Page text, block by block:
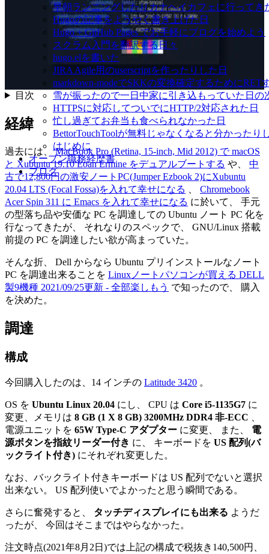
早朝ランニングしたりカナヘイカフェに行ってき
Hugoの記事をようやく書き上げた日
Hugo + GitHub Pages でお手軽にブログを始めよう
スクラム入門を翻訳する日々
hugo.elを書いた
JIRA Agile用のuserscriptを作ったりした日
markdown-modeでSKKの変換確定するために
雪が振ったので一日中家に引き込もっていた日の
HTTPSに対応してついでにHTTP/2対応された日
忙し過ぎてお弁当も食べられなかった日
BettorTouchToolが無料じゃなくなると分かったり
はじめに
オープン職務経歴書
ブログ
目次
経緯
過去には、MacBook Pro (Retina, 15-inch, Mid 2012) で macOS
と Xubuntu 19.10 Eoan Ermine をデュアルブートする や、 中
古で12,800円の激安ノートPC(Jumper Ezbook 2)にXubuntu
20.04 LTS (Focal Fossa)を入れて幸せになる
Chromebook
Acer Spin 311 に Emacs を入れて幸せになる に於いて、 手元
の型落ち品や安価な PC を調達しての Ubuntu ノート PC 化を
行なってきたが、 それなりのスペックで、 GNU/Linux 搭載
前提の PC を調達したい欲が高まっていた。
そんな折、 Dell からなら Ubuntu プリインストールなノート
PC を調達出来ることを Linuxノートパソコンが買える DELL
製9機種 2021/09/25更新 - 全部楽しもう で知ったので、 購入
を決めた。
調達
構成
今回購入したのは、14 インチの Latitude 3420 。
OS を Ubuntu Linux 20.04 にし、 CPU は Core i5-1135G7 に
変更、メモリは 8 GB (1 X 8 GB) 3200MHz DDR4 非-ECC
電源ユニットを 65W Type-C アダプター に変更、 また、 電
源ボタンを指紋リーダー付き に、 キーボードを US 配列(バ
ックライト付き) にそれぞれ変更した。
なお、バックライト付きキーボードは US 配列でないと選択
出来ない。 US 配列使いでよかったと思う瞬間である。
さらに奮発すると、 タッチディスプレイにも出来る ようだ
ったが、 今回はそこまではやらなかった。
注文時点(2021年8月2日)では上記の構成で税抜き140,500円、